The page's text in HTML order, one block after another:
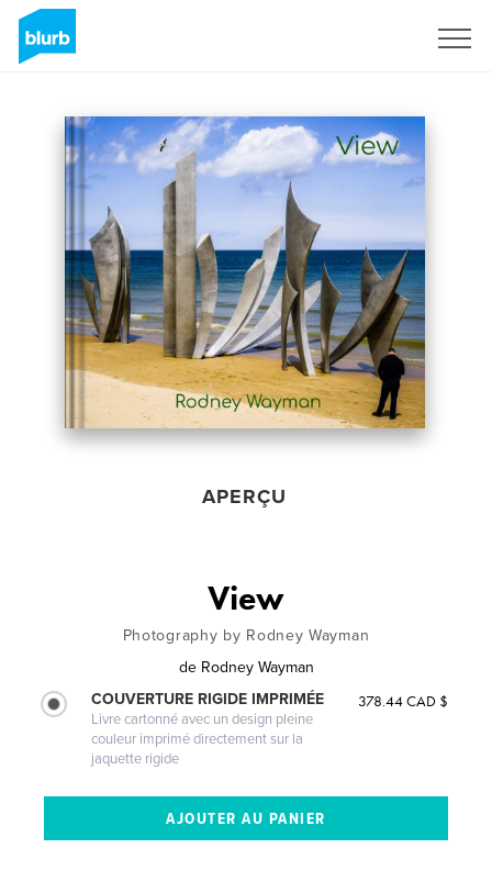
APERÇU
View
Photography by Rodney Wayman
de Rodney Wayman
COUVERTURE RIGIDE IMPRIMÉE
Livre cartonné avec un design pleine
couleur imprimé directement sur la
jaquette rigide
378.44 CAD $